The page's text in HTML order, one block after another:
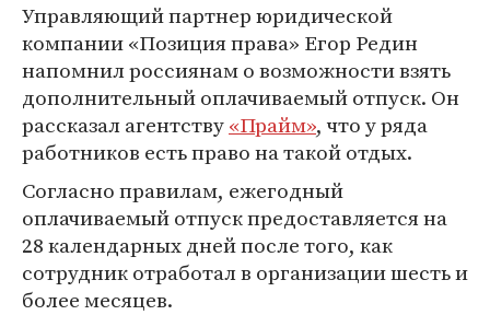
Управляющий партнер юридической
компании «Позиция права» Егор Редин
напомнил россиянам о возможности взять
дополнительный оплачиваемый отпуск. Он
рассказал агентству«Прайм», что у ряда
работников есть право на такой отдых.
Согласно правилам, ежегодный
оплачиваемый отпуск предоставляется на
28 календарных дней после того, как
сотрудник отработал в организации шесть и
более месяцев.